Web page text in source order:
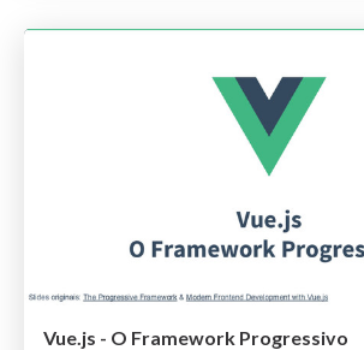
Vue.js - O Framework Progressivo